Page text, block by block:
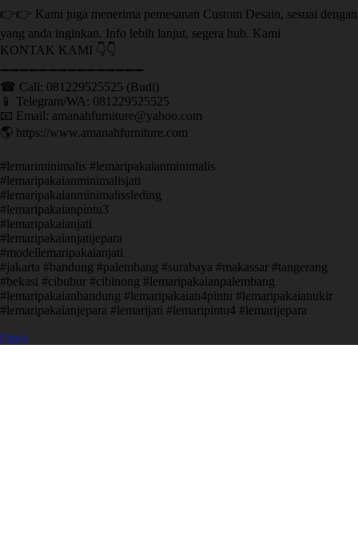
👉👉 Kami juga menerima pemesanan Custom Desain, sesuai dengan
yang anda inginkan. Info lebih lanjut, segera hub. Kami
KONTAK KAMI 👇👇
➖➖➖➖➖➖➖➖➖➖➖➖➖➖➖ ㅤ
☎ Call: 081229525525 (Budi)
📱 Telegram/WA: 081229525525
📧 Email: amanahfurniture@yahoo.com
🌎 https://www.amanahfurniture.com
#lemariminimalis #lemaripakaianminimalis
#lemaripakaianminimalisjati
#lemaripakaianminimalissleding
#lemaripakaianpintu3
#lemaripakaianjati
#lemaripakaianjatijepara
#modellemaripakaianjati
#jakarta #bandung #palembang #surabaya #makassar #tangerang
#bekasi #cibubur #cibinong #lemaripakaianpalembang
#lemaripakaianbandung #lemaripakaian4pintu #lemaripakaianukir
#lemaripakaianjepara #lemarijati #lemaripintu4 #lemarijepara
Open